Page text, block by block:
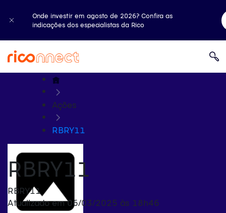
Onde investir em agosto de 2026? Confira as
indicações dos especialistas da Rico
Ações
RBRY11
RBRY11
RBRY11
Atualizado em 06/03/2025 às 18h46